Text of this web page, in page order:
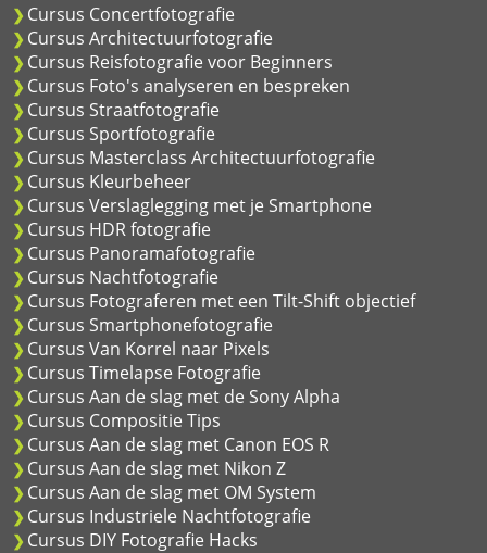
Cursus Concertfotografie
Cursus Architectuurfotografie
Cursus Reisfotografie voor Beginners
Cursus Foto's analyseren en bespreken
Cursus Straatfotografie
Cursus Sportfotografie
Cursus Masterclass Architectuurfotografie
Cursus Kleurbeheer
Cursus Verslaglegging met je Smartphone
Cursus HDR fotografie
Cursus Panoramafotografie
Cursus Nachtfotografie
Cursus Fotograferen met een Tilt-Shift objectief
Cursus Smartphonefotografie
Cursus Van Korrel naar Pixels
Cursus Timelapse Fotografie
Cursus Aan de slag met de Sony Alpha
Cursus Compositie Tips
Cursus Aan de slag met Canon EOS R
Cursus Aan de slag met Nikon Z
Cursus Aan de slag met OM System
Cursus Industriele Nachtfotografie
Cursus DIY Fotografie Hacks